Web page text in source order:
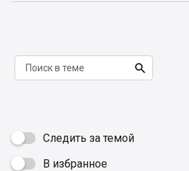

Следить за темой
 В избранное